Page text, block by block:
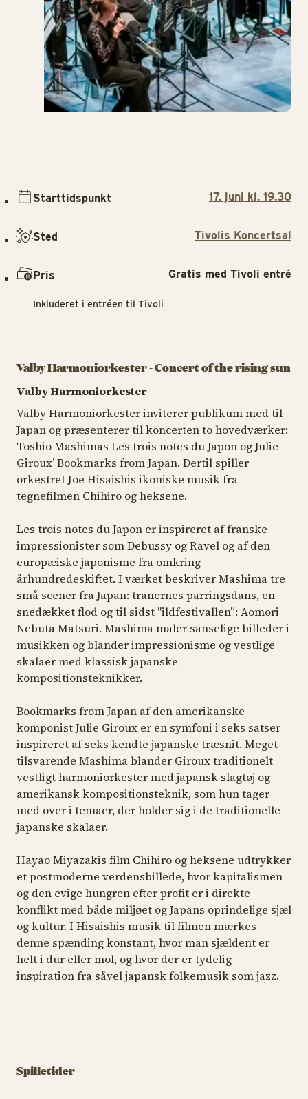
Valby Harmoniorkester - Concert of the rising sun
Valby Harmoniorkester
Valby Harmoniorkester inviterer publikum med til
Japan og præsenterer til koncerten to hovedværker:
Toshio Mashimas Les trois notes du Japon ogJulie
Giroux’Bookmarks from Japan. Dertil spiller
orkestret Joe Hisaishis ikoniske musik fra
tegnefilmen Chihiro og heksene.
Les trois notes du Japon er inspireret af franske
impressionister som Debussy og Ravel og af den
europæiske japonisme fra omkring
århundredeskiftet. I værket beskriver Mashima tre
små scener fra Japan: tranernes parringsdans, en
snedækket flod og til sidst "ildfestivallen”: Aomori
Nebuta Matsuri. Mashima maler sanselige billeder i
musikken og blander impressionisme og vestlige
skalaer med klassisk japanske
kompositionsteknikker.
Bookmarks from Japan af den amerikanske
komponist Julie Giroux er en symfoni i seks satser
inspireret af seks kendte japanske træsnit. Meget
tilsvarende Mashima blander Giroux traditionelt
vestligt harmoniorkester med japansk slagtøj og
amerikansk kompositionsteknik, som hun tager
med over i temaer, der holder sig i de traditionelle
japanske skalaer.
Hayao Miyazakis film Chihiro og heksene udtrykker
et postmoderne verdensbillede, hvor kapitalismen
og den evige hungren efter profit er i direkte
konflikt med både miljøet og Japans oprindelige sjæl
og kultur. I Hisaishis musik til filmen mærkes
denne spænding konstant, hvor man sjældent er
helt i dur eller mol, og hvor der er tydelig
inspiration fra såvel japansk folkemusik som jazz.
Starttidspunkt 17. juni kl. 19.30
Sted Tivolis Koncertsal
Pris Gratis med Tivoli entré
Inkluderet i entréen til Tivoli
Spilletider